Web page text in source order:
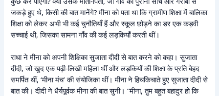
जकड़े हुए थे, किसी की बात मानेंगे? मीना को पता था कि ग्रामीण शिक्षा में बालिका
शिक्षा को लेकर अभी भी कई चुनौतियाँ हैं और स्कूल छोड़ने का डर एक कड़वी
सच्चाई थी, जिसका सामना गाँव की कई लड़कियाँ करती थीं।
राधा ने मीना को अपनी शिक्षिका सुजाता दीदी से बात करने को कहा। सुजाता
दीदी, जो खुद एक पढ़ी-लिखी महिला थीं और लड़कियों की शिक्षा के प्रति बेहद
समर्पित थीं, ‘मीना मंच’ की संयोजिका थीं। मीना ने हिचकिचाते हुए सुजाता दीदी से
बात की। दीदी ने धैर्यपूर्वक मीना की बात सुनी। “मीना, तुम बहुत बहादुर हो कि